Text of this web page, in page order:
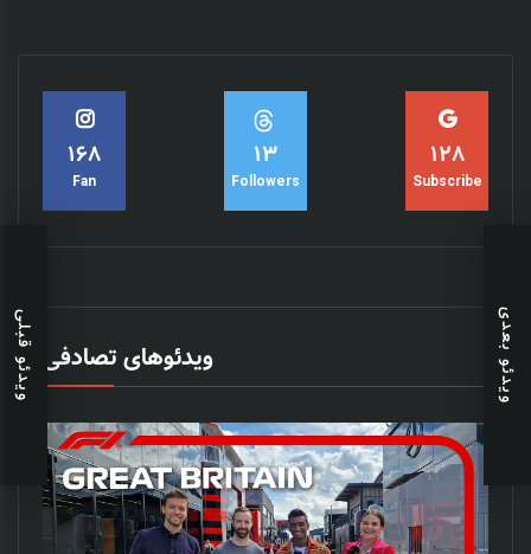
ویدئو قبلی ویدئو بعدی
182
Fan
15
Followers
140
Subscribe
ویدئوهای تصادفی